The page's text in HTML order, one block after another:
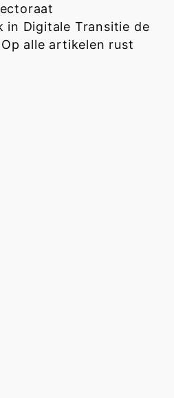
in Digitale Transitie de
alle artikelen rust